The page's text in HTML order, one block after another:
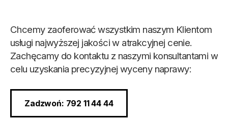
Chcemy zaoferować wszystkim naszym Klientom
usługi najwyższej jakości w atrakcyjnej cenie.
Zachęcamy do kontaktu z naszymi konsultantami w
celu uzyskania precyzyjnej wyceny naprawy:
Zadzwoń: 792 11 44 44